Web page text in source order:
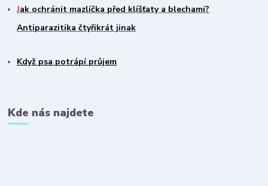
Jak ochránit mazlíčka před klíšťaty a blechami?
Antiparazitika čtyřikrát jinak
Když psa potrápí průjem
Kde nás najdete